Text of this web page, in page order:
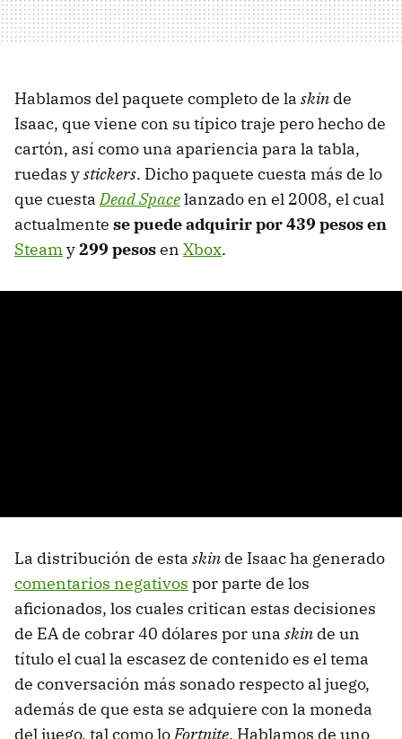
Hablamos del paquete completo de la skin de
Isaac, que viene con su típico traje pero hecho de
cartón, así como una apariencia para la tabla,
ruedas ystickers. Dicho paquete cuesta más de lo
que cuestaDead Spacelanzado en el 2008, el cual
actualmente se puede adquirir por 439 pesos en
Steamy299 pesosen Xbox.
La distribución de esta skin de Isaac ha generado
comentarios negativos por parte de los
aficionados, los cuales critican estas decisiones
de EA de cobrar 40 dólares por una skin de un
título el cual la escasez de contenido es el tema
de conversación más sonado respecto al juego,
además de que esta se adquiere con la moneda
del juego, tal como lo Fortnite. Hablamos de uno